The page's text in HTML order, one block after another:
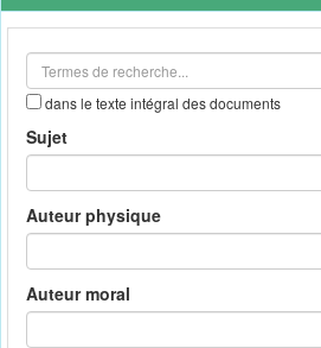
outils
dans le texte intégral des documents
Sujet
Auteur physique
Auteur moral